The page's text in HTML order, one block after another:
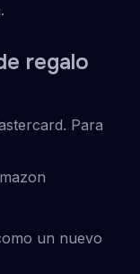
regalo
Para
un nuevo